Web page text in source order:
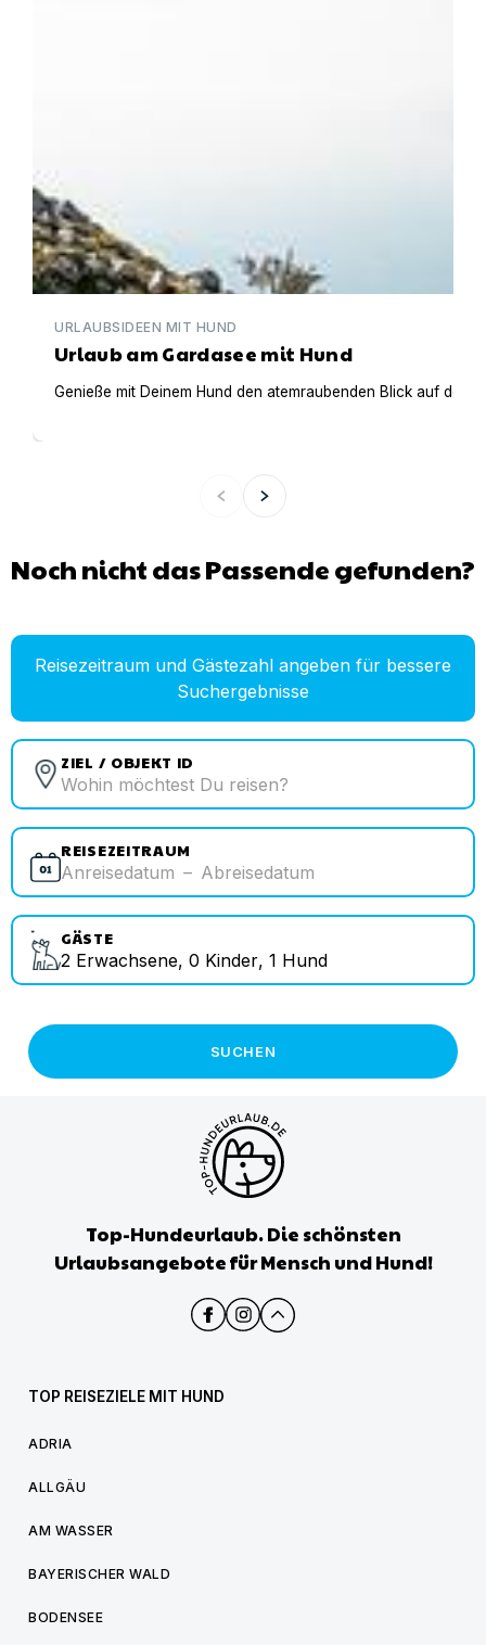
URLAUBSIDEEN MIT HUND
Urlaub am Gardasee mit Hund
Genieße mit Deinem Hund den atemraubenden Blick auf den
Noch nicht das Passende gefunden?
Reisezeitraum und Gästezahl angeben für bessere
Suchergebnisse
ZIEL / OBJEKT ID
REISEZEITRAUM
Anreisedatum – Abreisedatum
GÄSTE
2 Erwachsene, 0 Kinder, 1 Hund
SUCHEN
Top-Hundeurlaub. Die schönsten
Urlaubsangebote für Mensch und Hund!
TOP REISEZIELE MIT HUND
ADRIA
ALLGÄU
AM WASSER
BAYERISCHER WALD
BODENSEE